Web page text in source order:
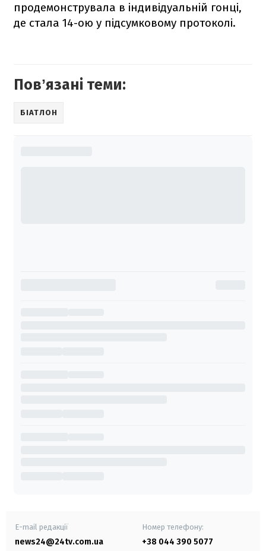
продемонструвала в індивідуальній гонці,
де стала 14-ою у підсумковому протоколі.
Повʼязані теми:
БІАТЛОН
E-mail редакції
news24@24tv.com.ua
Номер телефону:
+38 044 390 5077